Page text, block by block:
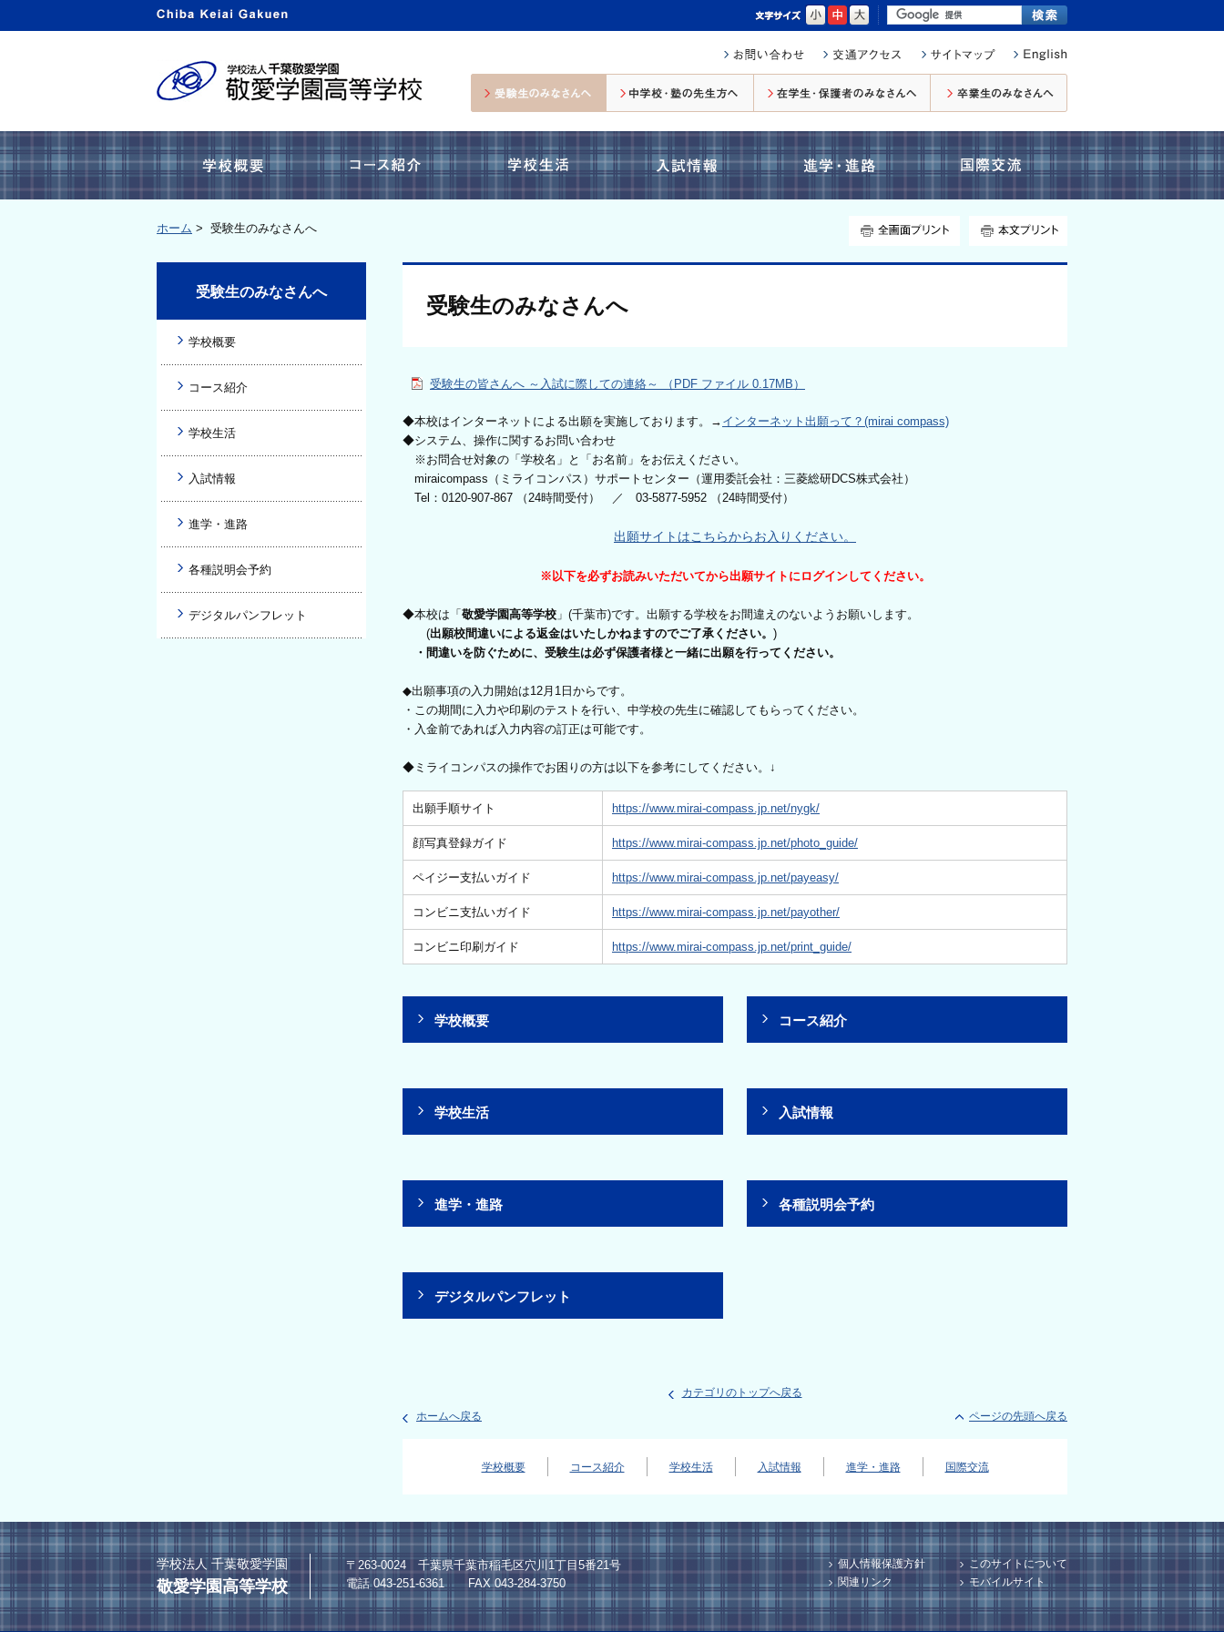
ホーム > 受験生のみなさんへ
受験生のみなさんへ
受験生の皆さんへ ～入試に際しての連絡～ （PDF ファイル 0.17MB）
◆本校はインターネットによる出願を実施しております。→ インターネット出願って？(mirai compass)
◆システム、操作に関するお問い合わせ
※お問合せ対象の「学校名」と「お名前」をお伝えください。
miraicompass（ミライコンパス）サポートセンター（運用委託会社：三菱総研DCS株式会社）
Tel：0120-907-867 （24時間受付） ／ 03-5877-5952 （24時間受付）
出願サイトはこちらからお入りください。
※以下を必ずお読みいただいてから出願サイトにログインしてください。
◆本校は「 敬愛学園高等学校 」(千葉市)です。出願する学校をお間違えのないようお願いします。
(出願校間違いによる返金はいたしかねますのでご了承ください。 )
・間違いを防ぐために、受験生は必ず保護者様と一緒に出願を行ってください。
◆出願事項の入力開始は12月1日からです。
・この期間に入力や印刷のテストを行い、中学校の先生に確認してもらってください。
・入金前であれば入力内容の訂正は可能です。
◆ミライコンパスの操作でお困りの方は以下を参考にしてください。↓
出願手順サイト https://www.mirai-compass.jp.net/nygk/
顔写真登録ガイド https://www.mirai-compass.jp.net/photo_guide/
ペイジー支払いガイド https://www.mirai-compass.jp.net/payeasy/
コンビニ支払いガイド https://www.mirai-compass.jp.net/payother/
コンビニ印刷ガイド https://www.mirai-compass.jp.net/print_guide/
学校概要 コース紹介
学校生活 入試情報
進学・進路 各種説明会予約
デジタルパンフレット
受験生のみなさんへ
学校概要
コース紹介
学校生活
入試情報
進学・進路
各種説明会予約
デジタルパンフレット
カテゴリのトップへ戻る
ホームへ戻る
ページの先頭へ戻る
学校概要 コース紹介 学校生活 入試情報 進学・進路 国際交流
個人情報保護方針
関連リンク
このサイトについて
モバイルサイト
学校法人 千葉敬愛学園
敬愛学園高等学校
〒263-0024 千葉県千葉市稲毛区穴川1丁目5番21号
電話 043-251-6361 FAX 043-284-3750